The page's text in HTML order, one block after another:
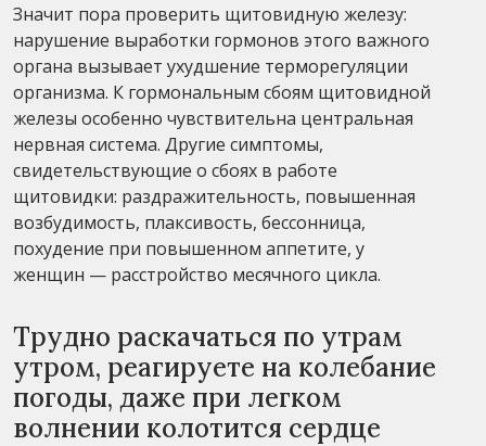
Значит пора проверить щитовидную железу:
нарушение выработки гормонов этого важного
органа вызывает ухудшение терморегуляции
организма. К гормональным сбоям щитовидной
железы особенно чувствительна центральная
нервная система. Другие симптомы,
свидетельствующие о сбоях в работе
щитовидки: раздражительность, повышенная
возбудимость, плаксивость, бессонница,
похудение при повышенном аппетите, у
женщин — расстройство месячного цикла.
Трудно раскачаться по утрам
утром, реагируете на колебание
погоды, даже при легком
волнении колотится сердце